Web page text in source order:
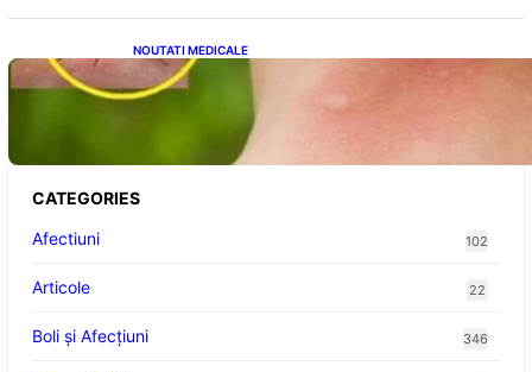
NOUTATI MEDICALE
Cum bacteriile pielii influențează atracția
țânțarilor: O nouă viziune asupra alegerii
CATEGORIES
Afectiuni
102
Articole 22
Boli și Afecțiuni 346